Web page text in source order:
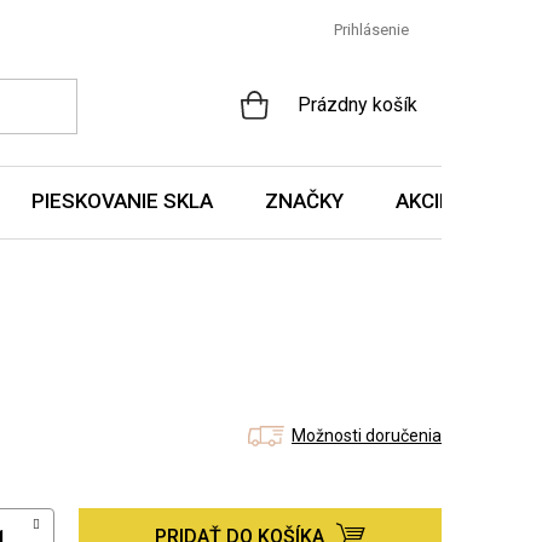
Prihlásenie
NÁKUPNÝ
Prázdny košík
PIESKOVANIE SKLA ZNAČKY AKCIE A
Možnosti doručenia
PRIDAŤ DO KOŠÍKA